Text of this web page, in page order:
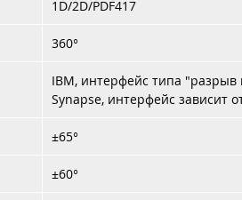
1D/2D/PDF417
360°
IBM, интерфейс типа "разрыв
Synapse, интерфейс зависит
±65°
±60°